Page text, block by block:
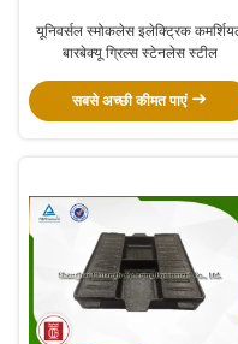
यूनिवर्सल स्मोकलेस इलेक्ट्रिक
बारबेक्यू ग्रिल्स स्टेनलेस स्टील
सबसे अच्छी कीमत पाएं